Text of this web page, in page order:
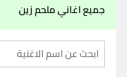
جميع اغاني ملحم زين